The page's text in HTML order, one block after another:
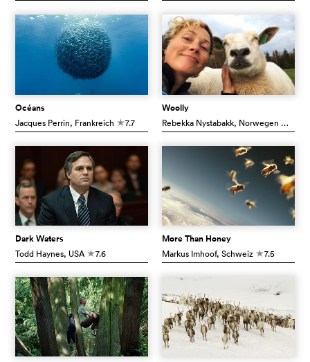
Océans
Jacques Perrin, Frankreich c7.7
Woolly
Rebekka Nystabakk, Norwegen
Dark Waters
Todd Haynes, USA c7.6
More Than Honey
Markus Imhoof, Schweiz c7.5